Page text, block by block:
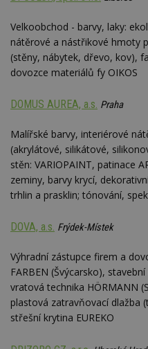
Velkoobchod - barvy, laky:
nátěrové a nástřikové hmoty
(stěny, nábytek, dřevo, kov),
dovozce materiálů fy OIKOS
DOMUS AUREA, a.s. Praha
Malířské barvy, interiérové
(akrylátové, silikátové,
stěn: VARIOPAINT, patinace
zeminy, barvy krycí,
trhlin a prasklin; tónování,
DOVA, a.s. Frýdek-Místek
Výhradní zástupce firem a
FARBEN (Švýcarsko),
vratová technika HÖRMANN
plastová zatravňovací dlažba
střešní krytina EUREKO